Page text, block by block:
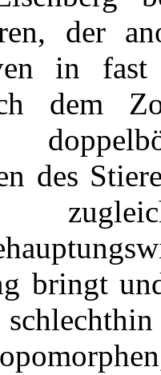
der
in fast
dem
des
bringt